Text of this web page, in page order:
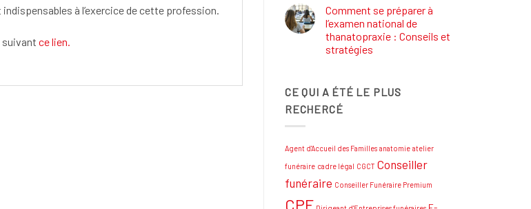
à l’exercice de cette profession.
suivant ce lien.
SUD
Réaliser
votre
rêve
!
Comment se préparer à
l’examen national de
thanatopraxie : Conseils et
stratégies
Comment
se
préparer
thanatopraxie
Conseils
stratégies
CE QUI A ÉTÉ LE PLUS
RECHERCÉ
Agent d'Accueil des Familles anatomie atelier
funéraire cadre légal CGCT Conseiller
funéraire Conseiller Funéraire Premium
CPF